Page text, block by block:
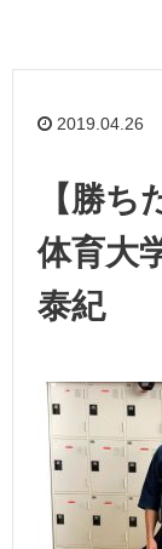
2019.04.26
【勝
体育大
泰紀